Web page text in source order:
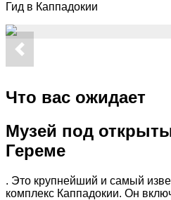
Гид в Каппадокии
Что вас ожидает
Музей под
Гереме
. Это крупнейший и самый
комплекс Каппадокии. Он